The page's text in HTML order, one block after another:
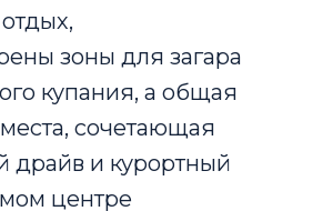
зоны для загара
купания, а общая
сочетающая
драйв и курортный
центре